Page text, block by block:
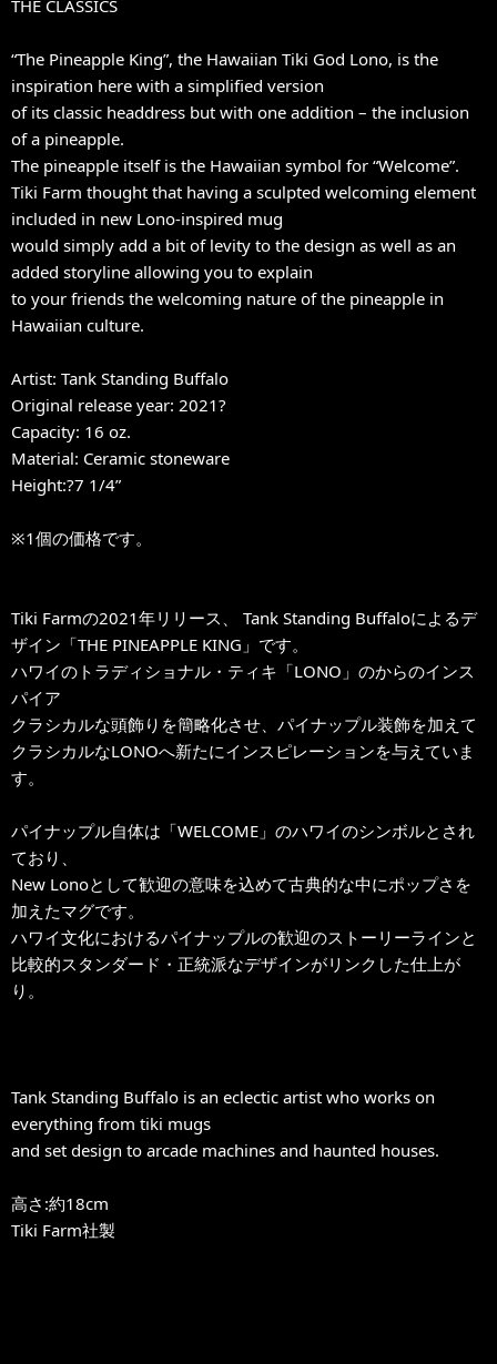
THE CLASSICS
“The Pineapple King”, the Hawaiian Tiki God Lono, is the
inspiration here with a simplified version
of its classic headdress but with one addition – the inclusion
of a pineapple.
The pineapple itself is the Hawaiian symbol for “Welcome”.
Tiki Farm thought that having a sculpted welcoming element
included in new Lono-inspired mug
would simply add a bit of levity to the design as well as an
added storyline allowing you to explain
to your friends the welcoming nature of the pineapple in
Hawaiian culture.
Artist: Tank Standing Buffalo
Original release year: 2021?
Capacity: 16 oz.
Material: Ceramic stoneware
Height:?7 1/4”
※1個の価格です。
Tiki Farmの2021年リリース、 Tank Standing Buffaloによるデ
ザイン「THE PINEAPPLE KING」です。
ハワイのトラディショナル・ティキ「LONO」のからのインス
パイア
クラシカルな頭飾りを簡略化させ、パイナップル装飾を加えて
クラシカルなLONOへ新たにインスピレーションを与えていま
す。
パイナップル自体は「WELCOME」のハワイのシンボルとされ
ており、
New Lonoとして歓迎の意味を込めて古典的な中にポップさを
加えたマグです。
ハワイ文化におけるパイナップルの歓迎のストーリーラインと
比較的スタンダード・正統派なデザインがリンクした仕上が
り。
Tank Standing Buffalo is an eclectic artist who works on
everything from tiki mugs
and set design to arcade machines and haunted houses.
高さ:約18cm
Tiki Farm社製